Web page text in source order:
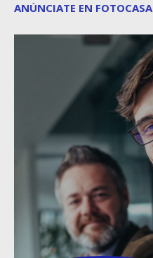
ANÚNCIATE EN FOTOCASA